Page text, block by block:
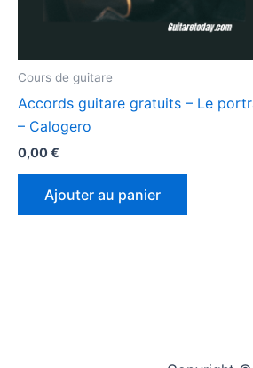
Cours de guitare
Accords guitare gratuits – Le
– Calogero
0,00€
Ajouter au panier